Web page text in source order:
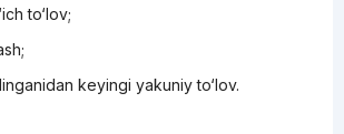
to‘lov;
keyingi yakuniy to‘lov.